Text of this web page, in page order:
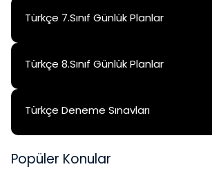
Türkçe 7.Sınıf Günlük Planlar
Türkçe 8.Sınıf Günlük Planlar
Türkçe Deneme Sınavları
Popüler Konular